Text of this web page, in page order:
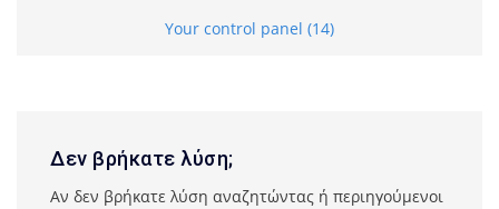
Your control panel (14)
Δεν βρήκατε λύση;
Αν δεν βρήκατε λύση αναζητώντας ή περιηγούμενοι